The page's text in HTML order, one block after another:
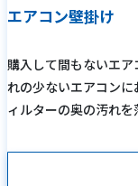
エアコン壁掛け
購入して間もないエ
れの少ないエアコン
ィルターの奥の汚れを